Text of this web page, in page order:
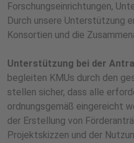
Forschungseinrichtungen,
Durch unsere Unterstützung
Konsortien und die
Unterstützung bei der
begleiten KMUs durch den
stellen sicher, dass alle
ordnungsgemäß eingereicht
der Erstellung von
Projektskizzen und der